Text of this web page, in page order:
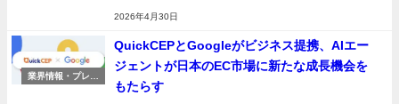
2026年4月30日
業界情報・プレス
QuickCEPとGoogleがビジネス提携、AIエー
ジェントが日本のEC市場に新たな成長機会を
もたらす